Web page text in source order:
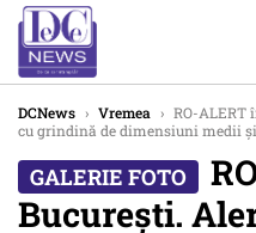
DCNews › Vremea › RO-ALERT
cu grindină de dimensiuni medii
București.